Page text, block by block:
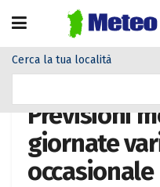
Cerca la tua località
Previsioni
giornate
occasionale